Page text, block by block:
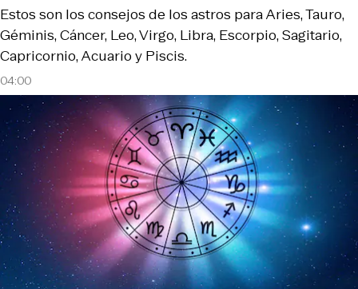
04:00
Estos son los consejos de los astros para Aries, Tauro,
Géminis, Cáncer, Leo, Virgo, Libra, Escorpio, Sagitario,
Capricornio, Acuario y Piscis.